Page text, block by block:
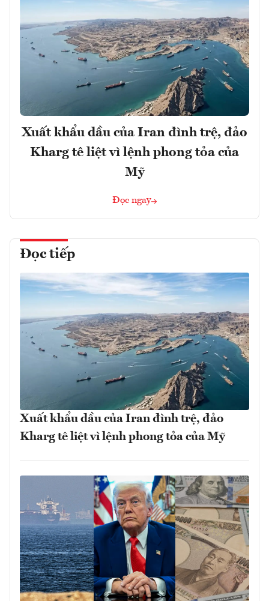
Xuất khẩu dầu của Iran đình trệ, đảo
Kharg tê liệt vì lệnh phong tỏa của
Mỹ
Đọc ngay
Đọc tiếp
Xuất khẩu dầu của Iran đình trệ, đảo
Kharg tê liệt vì lệnh phong tỏa của Mỹ